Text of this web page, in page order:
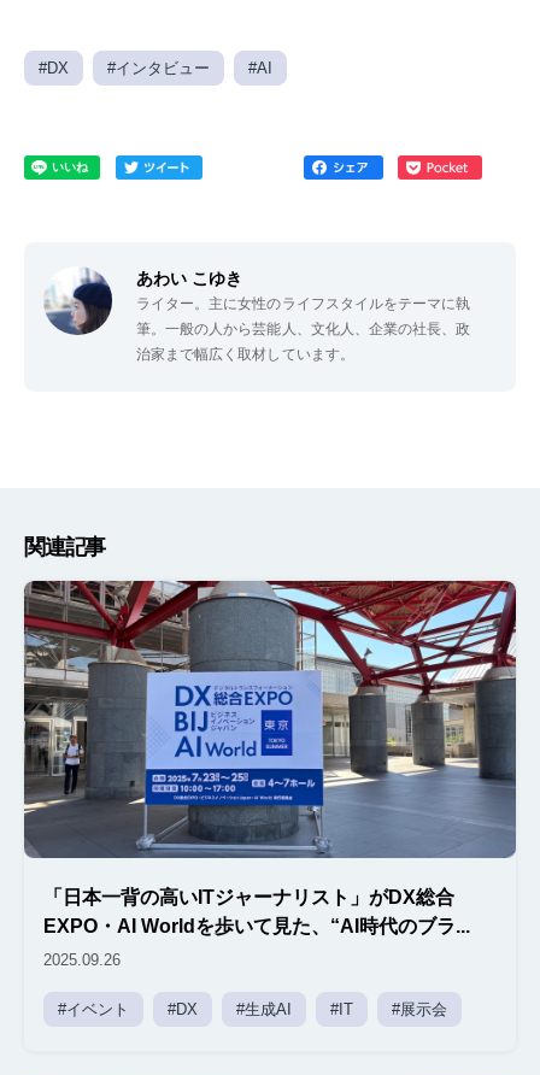
#DX #インタビュー #AI
あわい こゆき
ライター。主に女性のライフスタイルをテーマに執
筆。一般の人から芸能人、文化人、企業の社長、政
治家まで幅広く取材しています。
関連記事
「日本一背の高いITジャーナリスト」がDX総合
EXPO・AI Worldを歩いて見た、“AI時代のブラ...
2025.09.26
#イベント #DX #生成AI #IT #展示会